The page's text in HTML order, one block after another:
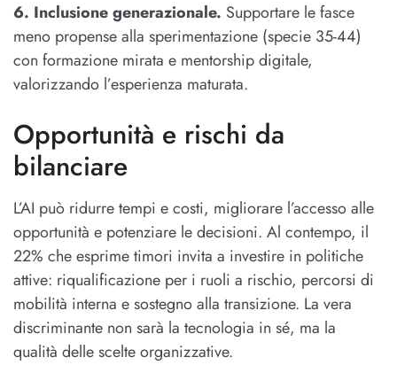
6. Inclusione generazionale. Supportare le fasce
meno propense alla sperimentazione (specie 35-44)
con formazione mirata e mentorship digitale,
valorizzando l’esperienza maturata.
Opportunità e rischi da
bilanciare
L’AI può ridurre tempi e costi, migliorare l’accesso alle
opportunità e potenziare le decisioni. Al contempo, il
22% che esprime timori invita a investire in politiche
attive: riqualificazione per i ruoli a rischio, percorsi di
mobilità interna e sostegno alla transizione. La vera
discriminante non sarà la tecnologia in sé, ma la
qualità delle scelte organizzative.